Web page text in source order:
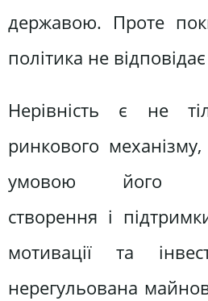
державою. Проте
політика не відповідає
Нерівність є не
ринкового
умовою його
створення і
мотивації та
нерегульована